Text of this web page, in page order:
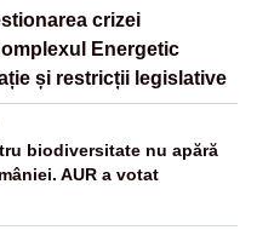
crizei
Energetic
și restricții legislative
biodiversitate nu apără
AUR a votat